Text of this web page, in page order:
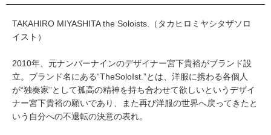
TAKAHIRO MIYASHITA the Soloists.（タカヒロミヤシタザソロ
イスト）
2010年、元ナンバーナインのデザイナー宮下貴裕がブランド設
立。ブランド名にある“TheSoloIst.”とは、洋服に携わる各個人
が“独奏家”として孤高の精神を持ち合わせて欲しいというデザイ
ナー宮下貴裕の願いであり、また再び洋服の世界へ戻ってきたと
いう自分への不退転の決意の表れ。